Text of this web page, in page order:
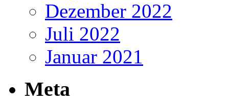
Dezember 2022
Juli 2022
Januar 2021
Meta